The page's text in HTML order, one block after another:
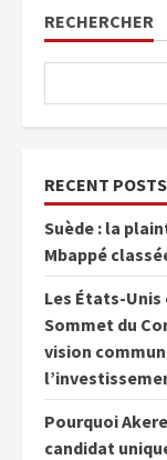
RECHERCHER
RECENT POSTS
Suède : la
Mbappé
Les États-
Sommet du
vision
Pourquoi
candidat